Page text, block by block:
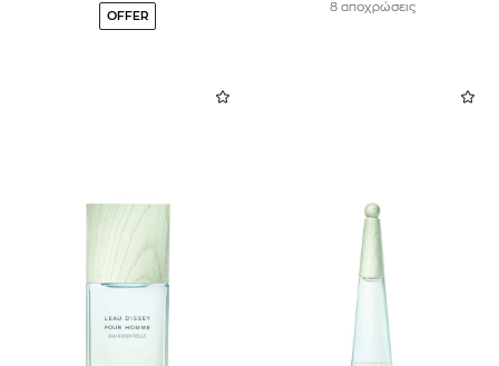
OFFER
8 αποχρώσεις